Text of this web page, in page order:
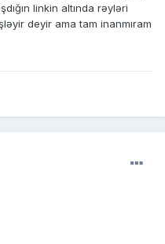
linkin altında rəyləri
deyir ama tam inanmıram